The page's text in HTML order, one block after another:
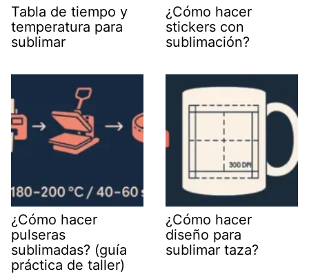
Tabla de tiempo y
temperatura para
sublimar
¿Cómo hacer
stickers con
sublimación?
¿Cómo hacer
pulseras
sublimadas? (guía
práctica de taller)
¿Cómo hacer
diseño para
sublimar taza?